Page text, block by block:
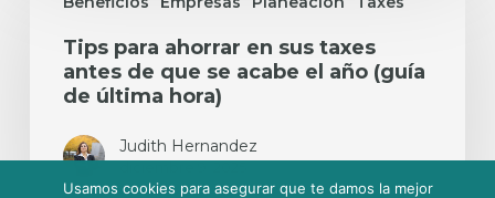
taxes
Tips para ahorrar en sus taxes
antes de que se acabe el año (guía
de última hora)
Judith Hernandez
Usamos cookies para asegurar que te damos la mejor